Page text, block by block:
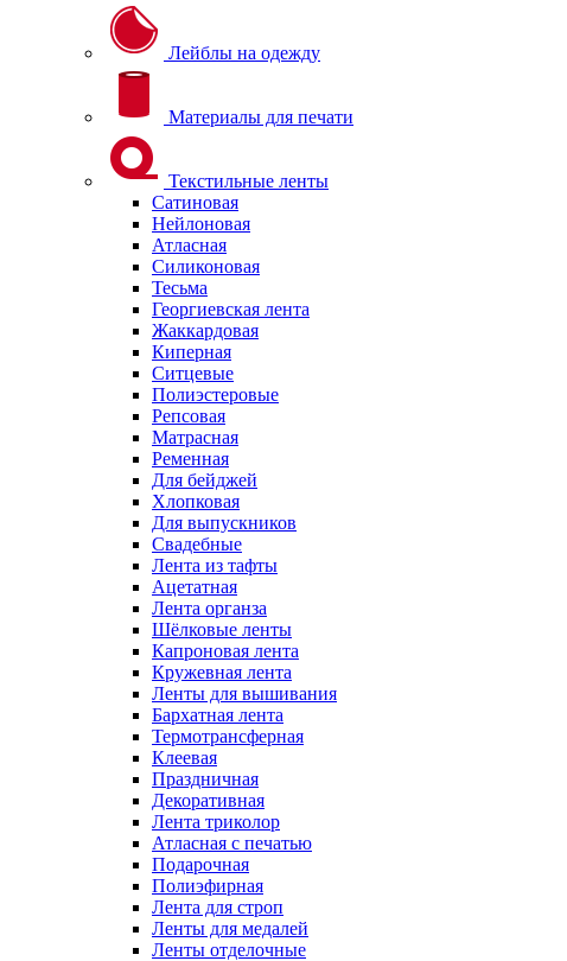
Лейблы на одежду
Материалы для печати
Текстильные ленты
Сатиновая
Нейлоновая
Атласная
Силиконовая
Тесьма
Георгиевская лента
Жаккардовая
Киперная
Ситцевые
Полиэстеровые
Репсовая
Матрасная
Ременная
Для бейджей
Хлопковая
Для выпускников
Свадебные
Лента из тафты
Ацетатная
Лента органза
Шёлковые ленты
Капроновая лента
Кружевная лента
Ленты для вышивания
Бархатная лента
Термотрансферная
Клеевая
Праздничная
Декоративная
Лента триколор
Атласная с печатью
Подарочная
Полиэфирная
Лента для строп
Ленты для медалей
Ленты отделочные